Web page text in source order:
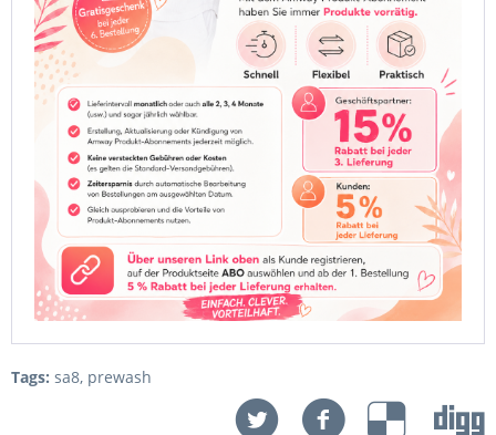
Tags: sa8, prewash